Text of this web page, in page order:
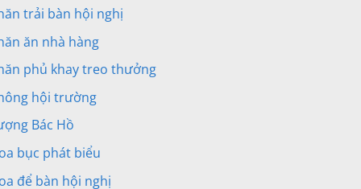
trải bàn hội nghị
ăn nhà hàng
phủ khay treo thưởng
hội trường
Bác Hồ
bục phát biểu
để bàn hội nghị